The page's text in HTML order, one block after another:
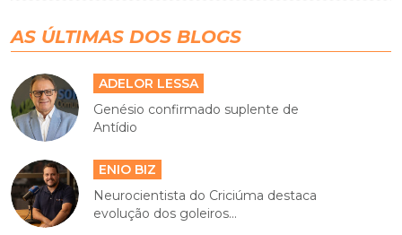
AS ÚLTIMAS DOS BLOGS
ADELOR LESSA
Genésio confirmado suplente de
Antídio
ENIO BIZ
Neurocientista do Criciúma destaca
evolução dos goleiros...